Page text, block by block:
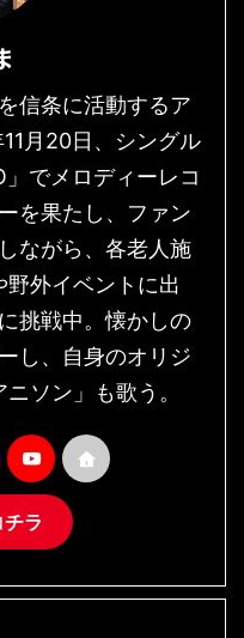
信条に活動するア
月20日、シングル
」でメロディーレコ
を果たし、ファン
ながら、各老人施
外イベントに出
挑戦中。懐かしの
し、自身のオリジ
ソン」も歌う。
ラ